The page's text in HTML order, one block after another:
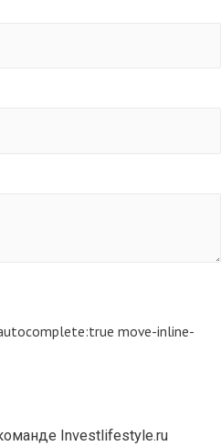
move-inline-
Investlifestyle.ru